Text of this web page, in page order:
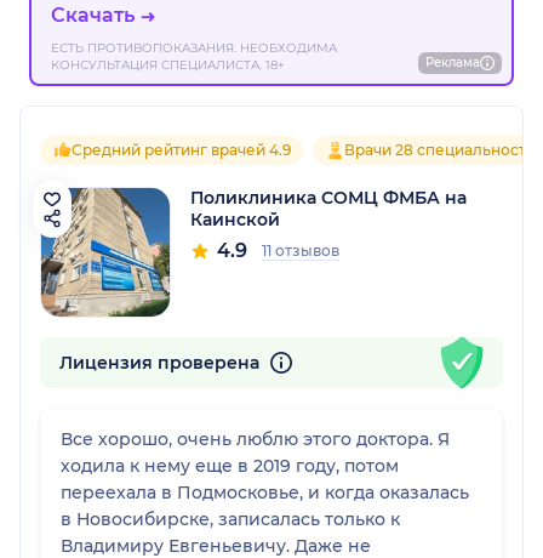
Скачать
ЕСТЬ ПРОТИВОПОКАЗАНИЯ. НЕОБХОДИМА
КОНСУЛЬТАЦИЯ СПЕЦИАЛИСТА. 18+
Реклама
Средний рейтинг врачей 4.9 Врачи 28
Поликлиника СОМЦ ФМБА на
Каинской
4.9 11 отзывов
Лицензия проверена
Все хорошо, очень люблю этого доктора. Я
ходила к нему еще в 2019 году, потом
переехала в Подмосковье, и когда оказалась
в Новосибирске, записалась только к
Владимиру Евгеньевичу. Даже не